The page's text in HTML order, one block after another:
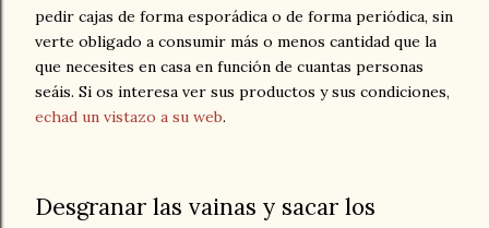
pedir cajas de forma esporádica o de forma periódica, sin
verte obligado a consumir más o menos cantidad que la
que necesites en casa en función de cuantas personas
seáis. Si os interesa ver sus productos y sus condiciones,
echad un vistazo a su web.
Desgranar las vainas y sacar los